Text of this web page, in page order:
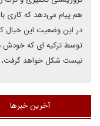
هم پیام می‌دهد که کاری
در این وضعیت این خیال
توسط ترکیه ای که خودش
نیست شکل خواهد گرفت،
آخرین خبرها